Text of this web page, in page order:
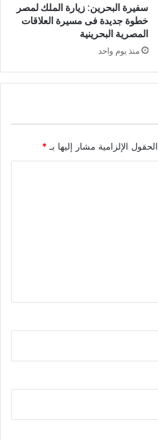
سفيرة البحرين: زيارة الملك لمصر
خطوة جديدة فى مسيرة العلاقات
المصرية البحرينية
منذ يوم واحد
الحقول الإلزامية مشار إليها بـ *